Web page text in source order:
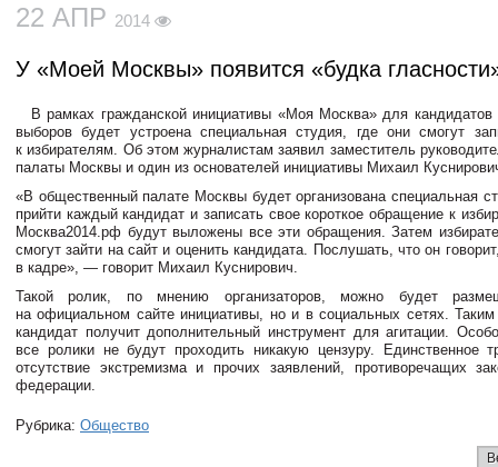
22 АПР 2014
У «Моей Москвы» появится «будка
В рамках гражданской инициативы «Моя Москва» для кандидатов
выборов будет устроена специальная студия, где они смогут
к избирателям. Об этом журналистам заявил заместитель
палаты Москвы и один из основателей инициативы Михаил
«В общественный палате Москвы будет организована специальная
прийти каждый кандидат и записать свое короткое обращение к
Москва2014.рф будут выложены все эти обращения. Затем
смогут зайти на сайт и оценить кандидата. Послушать, что он
в кадре», — говорит Михаил Куснирович.
Такой ролик, по мнению организаторов, можно будет
на официальном сайте инициативы, но и в социальных сетях.
кандидат получит дополнительный инструмент для агитации.
все ролики не будут проходить никакую цензуру. Единственное
отсутствие экстремизма и прочих заявлений, противоречащих
федерации.
Рубрика: Общество